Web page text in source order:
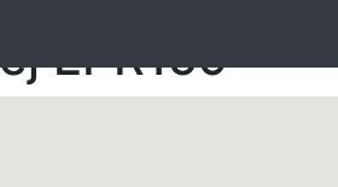
EPR159